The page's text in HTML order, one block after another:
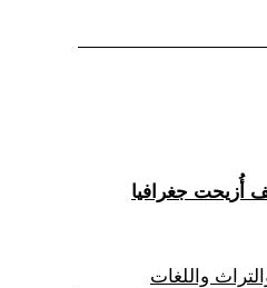
أُزيحت جغرافيا
واللغات